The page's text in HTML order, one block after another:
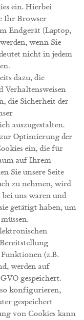
ein. Hierbei
Ihr Browser
Endgerät (Laptop,
wenn Sie
nicht in jedem
dazu, die
die Sicherheit der
auszugestalten.
Optimierung der
ein, die für
auf Ihrem
Sie unsere Seite
zu nehmen, wird
bei uns waren und
getätigt haben, um
(z.B.
werden auf
gespeichert.
konfigurieren,
gespeichert
von Cookies kann